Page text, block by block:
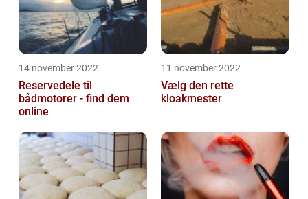
14 november 2022
Reservedele til
bådmotorer - find dem
online
11 november 2022
Vælg den rette
kloakmester